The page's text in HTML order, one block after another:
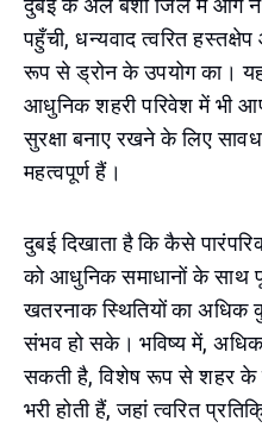
दुबई के अल बर्शा जिले में आग ने
पहुँची, धन्यवाद त्वरित
रूप से ड्रोन के उपयोग का। यह
आधुनिक शहरी परिवेश में भी
सुरक्षा बनाए रखने के लिए
महत्वपूर्ण हैं।
दुबई दिखाता है कि कैसे
को आधुनिक समाधानों के साथ
खतरनाक स्थितियों का
संभव हो सके। भविष्य में, अधिक
सकती है, विशेष रूप से शहर के
भरी होती हैं, जहां त्वरित